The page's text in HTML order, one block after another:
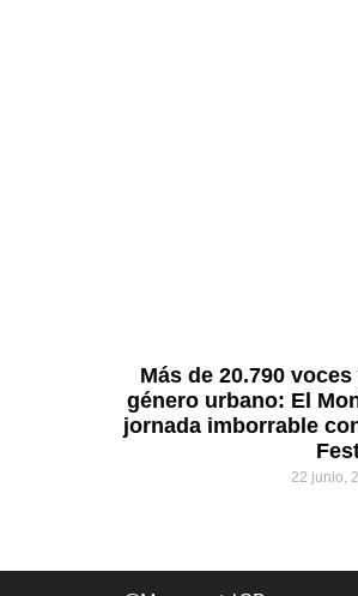
Más de 20.790
género urbano: El
jornada imborrable
22 junio,